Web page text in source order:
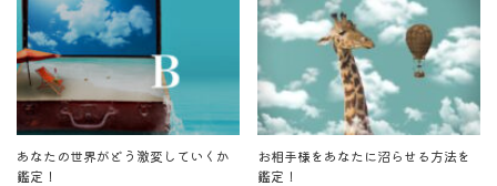
あなたの世界がどう激変していくか
鑑定！
お相手様をあなたに沼らせる方法を
鑑定！